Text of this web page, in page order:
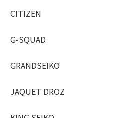
CITIZEN
G-SQUAD
GRANDSEIKO
JAQUET DROZ